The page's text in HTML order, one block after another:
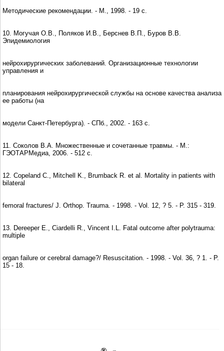
Методические рекомендации. - М., 1998. - 19 с.
10. Могучая О.В., Поляков И.В., Берснев В.П., Буров В.В.
Эпидемиология
нейрохирургических заболеваний. Организационные технологии
управления и
планирования нейрохирургической службы на основе качества анализа
ее работы (на
модели Санкт-Петербурга). - СПб., 2002. - 163 с.
11. Соколов В.А. Множественные и сочетанные травмы. - М.:
ГЭОТАРМедиа, 2006. - 512 с.
12. Copeland C., Mitchell K., Brumback R. et al. Mortality in patients with
bilateral
femoral fractures/ J. Orthop. Trauma. - 1998. - Vol. 12, ? 5. - P. 315 - 319.
13. Dereeper E., Ciardelli R., Vincent I.L. Fatal outcome after polytrauma:
multiple
organ failure or cerebral damage?/ Resuscitation. - 1998. - Vol. 36, ? 1. - P.
15 - 18.